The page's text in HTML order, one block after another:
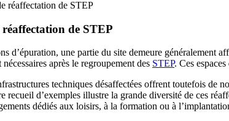
réaffectation de STEP
réaffectation de STEP
d’épuration, une partie du site demeure généralement
après le regroupement des STEP. Ces
techniques désaffectées offrent toutefois de
recueil d’exemples illustre la grande diversité de ces
dédiés aux loisirs, à la formation ou à